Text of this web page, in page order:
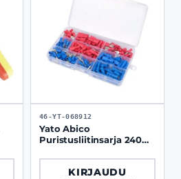
46-YT-068912
Yato Abico
Puristusliitinsarja 240
KIRJAUDU